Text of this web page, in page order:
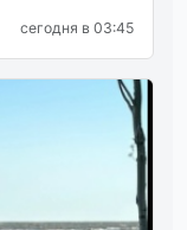
сегодня в 03:45